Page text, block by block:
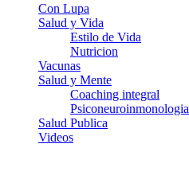
Con Lupa
Salud y Vida
Estilo de Vida
Nutricion
Vacunas
Salud y Mente
Coaching integral
Psiconeuroinmonologia
Salud Publica
Videos